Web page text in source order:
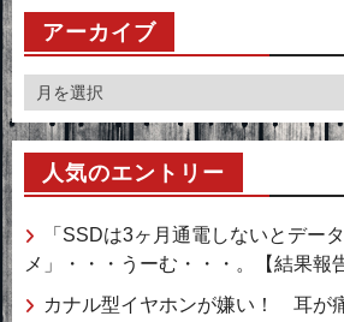
アーカイブ
ア
ー
カ
ブ
人気のエントリー
「SSDは3ヶ月通電しないとデー
メ」・・・うーむ・・・。【結果報
カナル型イヤホンが嫌い！ 耳が